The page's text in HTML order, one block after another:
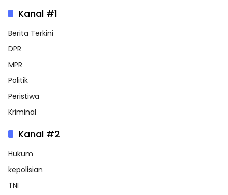
Kanal #1
Berita Terkini
DPR
MPR
Politik
Peristiwa
Kriminal
Kanal #2
Hukum
kepolisian
TNI